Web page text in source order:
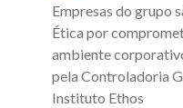
Empresas do grupo
Ética por
ambiente
pela Controladoria
Instituto Ethos